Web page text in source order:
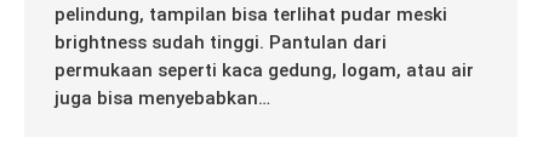
pelindung, tampilan bisa terlihat pudar meski
brightness sudah tinggi. Pantulan dari
permukaan seperti kaca gedung, logam, atau air
juga bisa menyebabkan…